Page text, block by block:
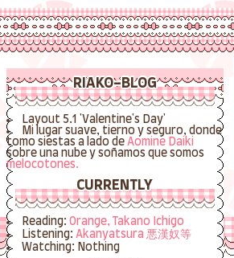
RIAKO-BLOG
Layout 5.1 'Valentine's Day'
Mi lugar suave, tierno y seguro, donde
tomo siestas a lado de Aomine Daiki
sobre una nube y soñamos que somos
melocotones.
CURRENTLY
Reading: Orange, Takano Ichigo
Listening: Akanyatsura 悪漢奴等
Watching: Nothing